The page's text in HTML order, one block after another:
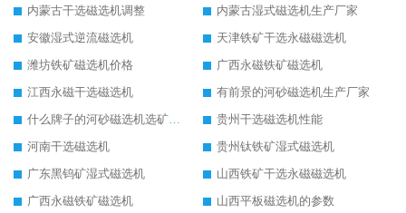
内蒙古干选磁选机调整
内蒙古湿式磁选机生产厂家
安徽湿式逆流磁选机
天津铁矿干选永磁磁选机
潍坊铁矿磁选机价格
广西永磁铁矿磁选机
江西永磁干选磁选机
有前景的河砂磁选机生产厂家
什么牌子的河砂磁选机选矿效果好
贵州干选磁选机性能
河南干选磁选机
贵州钛铁矿湿式磁选机
广东黑钨矿湿式磁选机
山西铁矿干选永磁磁选机
广西永磁铁矿磁选机
山西平板磁选机的参数